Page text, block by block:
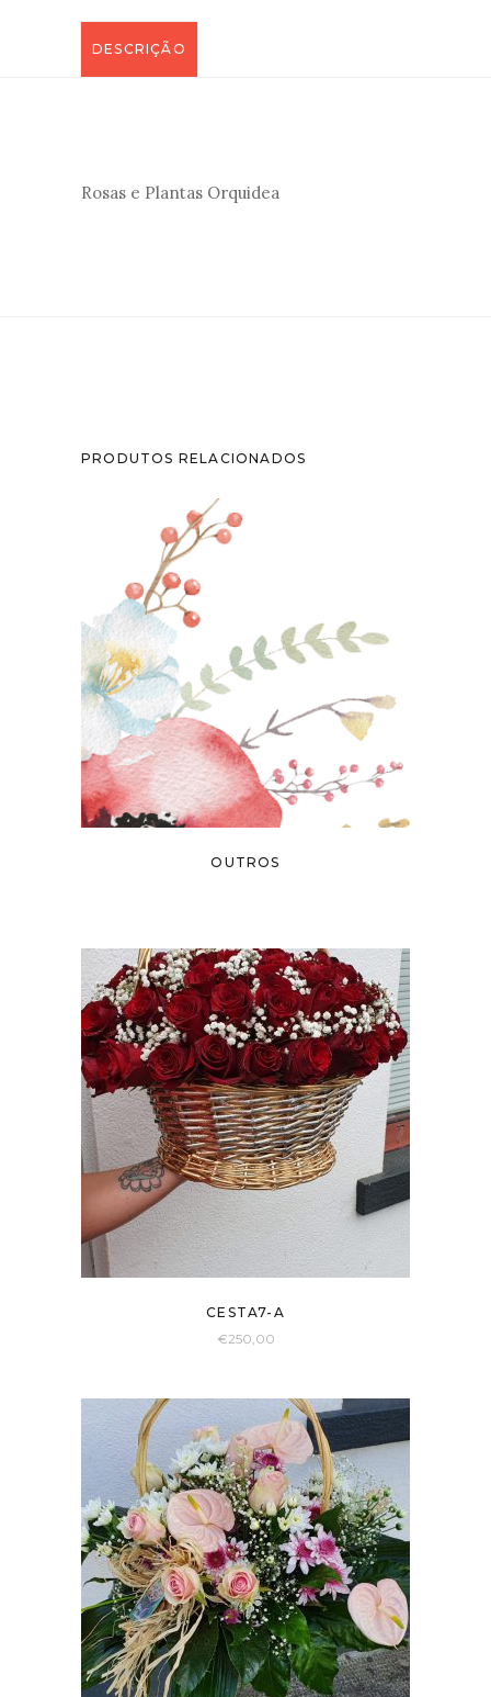
DESCRIÇÃO
Rosas e Plantas Orquidea
PRODUTOS RELACIONADOS
OUTROS
CESTA7-A
€250,00